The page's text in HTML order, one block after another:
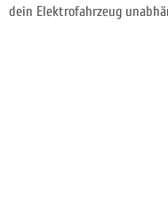
dein Elektrofahrzeug